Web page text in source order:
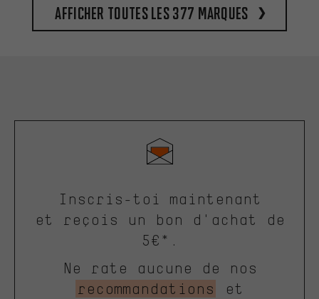
Afficher toutes les 377 marques
Inscris-toi maintenant
et reçois un bon d'achat de
5€*.
Ne rate aucune de nos
recommandations
et